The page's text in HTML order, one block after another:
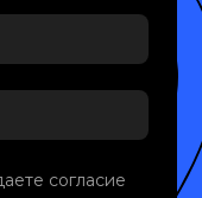
согласие